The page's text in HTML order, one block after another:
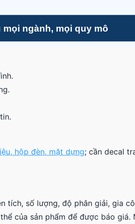
hộp đèn, mặt dựng; cần decal
tích, số lượng, độ phân giải, gia
của sản phẩm để được báo giá.